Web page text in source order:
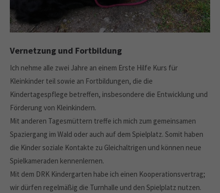
Vernetzung und Fortbildung
Ich nehme alle zwei Jahre an einem Erste Hilfe Kurs für
Kleinkinder teil sowie an Fortbildungen, die die
Kindertagespflege betreffen, insbesondere die Entwicklung und
Förderung von Kleinkindern.
Mit anderen Tagesmüttern treffe ich mich zum gemeinsamen
Spaziergang im Wald oder auch auf dem Spielplatz. Somit haben
die Kinder soziale Kontakte zu Gleichaltrigen und können neue
Spielkameraden kennenlernen.
Mit dem DRK Kindergarten habe ich einen Kooperationsvertrag;
wir dürfen regelmäßig die Turnhalle und den Spielplatz nutzen.